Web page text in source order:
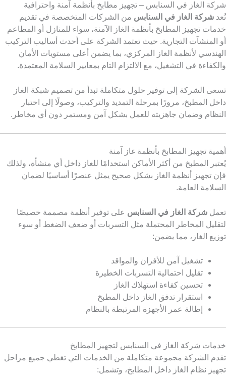
شركة الغاز في السنابس – تجهيز مطابخ بأنظمة آمنة واحترافية
تُعد شركة الغاز في السنابس من الشركات المتخصصة في تقديم
خدمات تجهيز المطابخ بأنظمة الغاز الآمنة، سواء للمنازل أو المطاعم
أو المنشآت التجارية. حيث تعتمد الشركة على أحدث أساليب التركيب
الهندسي لأنظمة الغاز المركزي، بما يضمن أعلى مستويات الأمان
والكفاءة في التشغيل، مع الالتزام التام بمعايير السلامة المعتمدة.
تسعى الشركة إلى توفير حلول متكاملة تبدأ من تصميم شبكة الغاز
داخل المطبخ، مرورًا بمرحلة التمديد والتركيب، وصولًا إلى اختبار
النظام وضمان جاهزيته للعمل بشكل آمن ومستمر دون أي مخاطر.
أهمية تجهيز المطابخ بأنظمة غاز آمنة
يُعتبر المطبخ من أكثر الأماكن استخدامًا للغاز داخل أي منشأة، ولذلك
فإن تجهيز أنظمة الغاز بشكل صحيح يمثل عنصرًا أساسيًا لضمان
السلامة العامة.
تعمل شركة الغاز في السنابس على توفير أنظمة مصممة خصيصًا
لتقليل المخاطر المحتملة مثل التسربات أو ضعف الضغط أو سوء
توزيع الغاز، مما يضمن:
تشغيل آمن للأفران والمواقد
تقليل احتمالية التسربات الخطيرة
تحسين كفاءة استهلاك الغاز
استقرار تدفق الغاز داخل المطبخ
إطالة عمر الأجهزة المرتبطة بالنظام
خدمات شركة الغاز في السنابس لتجهيز المطابخ
تقدم الشركة مجموعة متكاملة من الخدمات التي تغطي جميع مراحل
تجهيز نظام الغاز داخل المطابخ، وتشمل: